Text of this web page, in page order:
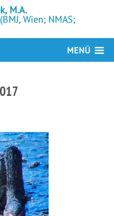
M.A.
Wien; NMAS;
MENÜ